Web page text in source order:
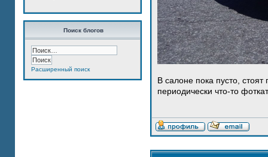
Поиск блогов
Расширенный поиск
В салоне пока пусто,
периодически что-то